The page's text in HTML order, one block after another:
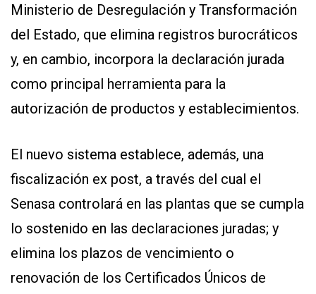
Ministerio de Desregulación y Transformación
del Estado, que elimina registros burocráticos
y, en cambio, incorpora la declaración jurada
como principal herramienta para la
autorización de productos y establecimientos.
El nuevo sistema establece, además, una
fiscalización ex post, a través del cual el
Senasa controlará en las plantas que se cumpla
lo sostenido en las declaraciones juradas; y
elimina los plazos de vencimiento o
renovación de los Certificados Únicos de